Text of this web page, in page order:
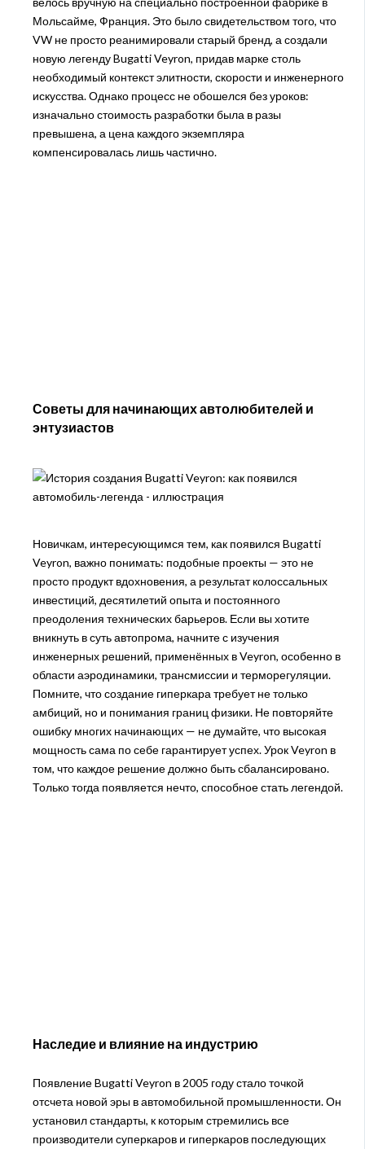
Мольсайме, Франция. Это было свидетельством того, что
VW не просто реанимировали старый бренд, а создали
новую легенду Bugatti Veyron, придав марке столь
необходимый контекст элитности, скорости и инженерного
искусства. Однако процесс не обошелся без уроков:
изначально стоимость разработки была в разы
превышена, а цена каждого экземпляра
компенсировалась лишь частично.
Советы для начинающих автолюбителей и
энтузиастов
Новичкам, интересующимся тем, как появился Bugatti
Veyron, важно понимать: подобные проекты — это не
просто продукт вдохновения, а результат колоссальных
инвестиций, десятилетий опыта и постоянного
преодоления технических барьеров. Если вы хотите
вникнуть в суть автопрома, начните с изучения
инженерных решений, применённых в Veyron, особенно в
области аэродинамики, трансмиссии и терморегуляции.
Помните, что создание гиперкара требует не только
амбиций, но и понимания границ физики. Не повторяйте
ошибку многих начинающих — не думайте, что высокая
мощность сама по себе гарантирует успех. Урок Veyron в
том, что каждое решение должно быть сбалансировано.
Только тогда появляется нечто, способное стать легендой.
Наследие и влияние на индустрию
Появление Bugatti Veyron в 2005 году стало точкой
отсчета новой эры в автомобильной промышленности. Он
установил стандарты, к которым стремились все
производители суперкаров и гиперкаров последующих